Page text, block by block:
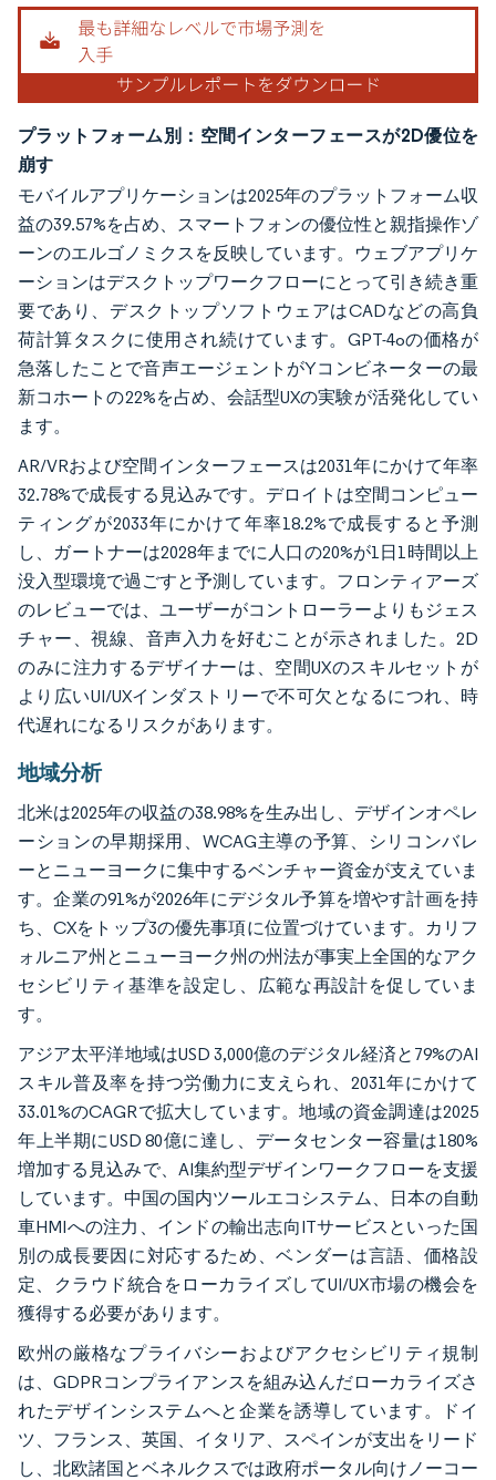
プラットフォーム別：空間インターフェースが2D優位を
崩す
モバイルアプリケーションは2025年のプラットフォーム収
益の39.57%を占め、スマートフォンの優位性と親指操作ゾ
ーンのエルゴノミクスを反映しています。ウェブアプリケ
ーションはデスクトップワークフローにとって引き続き重
要であり、デスクトップソフトウェアはCADなどの高負
荷計算タスクに使用され続けています。GPT-4oの価格が
急落したことで音声エージェントがYコンビネーターの最
新コホートの22%を占め、会話型UXの実験が活発化してい
ます。
AR/VRおよび空間インターフェースは2031年にかけて年率
32.78%で成長する見込みです。デロイトは空間コンピュー
ティングが2033年にかけて年率18.2%で成長すると予測
し、ガートナーは2028年までに人口の20%が1日1時間以上
没入型環境で過ごすと予測しています。フロンティアーズ
のレビューでは、ユーザーがコントローラーよりもジェス
チャー、視線、音声入力を好むことが示されました。2D
のみに注力するデザイナーは、空間UXのスキルセットが
より広いUI/UXインダストリーで不可欠となるにつれ、時
代遅れになるリスクがあります。
地域分析
北米は2025年の収益の38.98%を生み出し、デザインオペレ
ーションの早期採用、WCAG主導の予算、シリコンバレ
ーとニューヨークに集中するベンチャー資金が支えていま
す。企業の91%が2026年にデジタル予算を増やす計画を持
ち、CXをトップ3の優先事項に位置づけています。カリフ
ォルニア州とニューヨーク州の州法が事実上全国的なアク
セシビリティ基準を設定し、広範な再設計を促していま
す。
アジア太平洋地域はUSD 3,000億のデジタル経済と79%のAI
スキル普及率を持つ労働力に支えられ、2031年にかけて
33.01%のCAGRで拡大しています。地域の資金調達は2025
年上半期にUSD 80億に達し、データセンター容量は180%
増加する見込みで、AI集約型デザインワークフローを支援
しています。中国の国内ツールエコシステム、日本の自動
車HMIへの注力、インドの輸出志向ITサービスといった国
別の成長要因に対応するため、ベンダーは言語、価格設
定、クラウド統合をローカライズしてUI/UX市場の機会を
獲得する必要があります。
欧州の厳格なプライバシーおよびアクセシビリティ規制
は、GDPRコンプライアンスを組み込んだローカライズさ
れたデザインシステムへと企業を誘導しています。ドイ
ツ、フランス、英国、イタリア、スペインが支出をリード
し、北欧諸国とベネルクスでは政府ポータル向けノーコー